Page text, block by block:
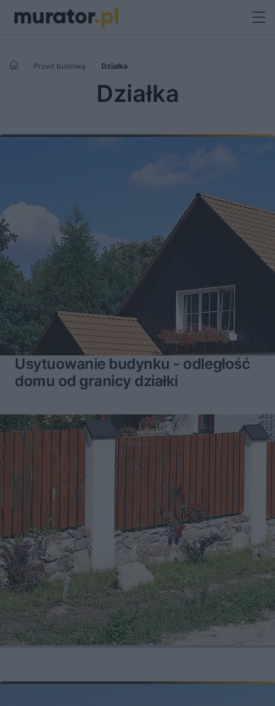
Przed budową Działka
Działka
Usytuowanie budynku - odległość
domu od granicy działki